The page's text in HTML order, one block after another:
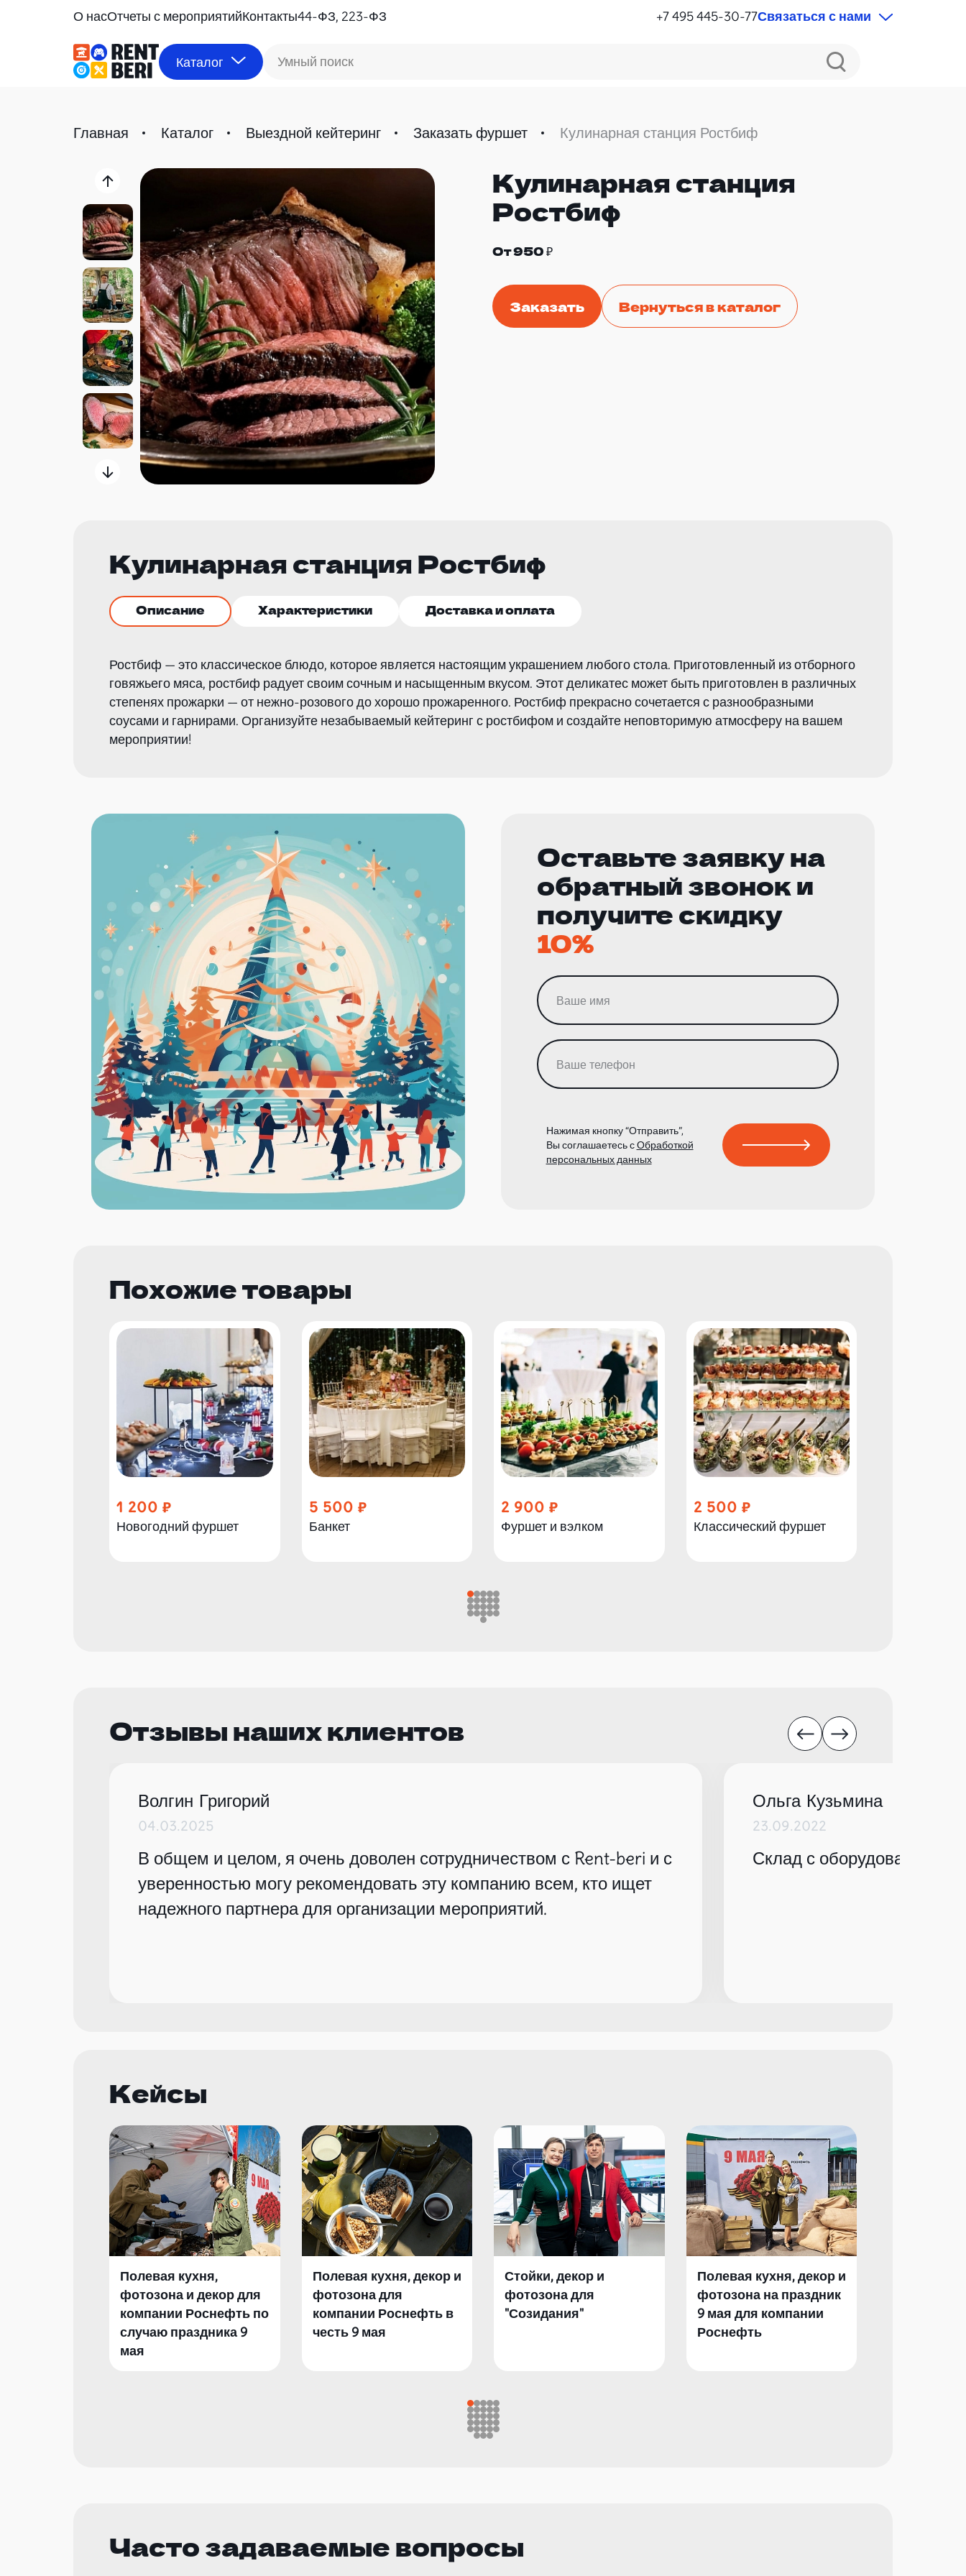
О насОтчеты с мероприятийКонтакты44-ФЗ, 223-ФЗ +7 495 445-30-77Связаться с нами
Каталог Умный поиск
Главная Каталог Выездной кейтеринг Заказать фуршет Кулинарная станция Ростбиф
Кулинарная станция
Ростбиф
От 950 ₽
Заказать Вернуться в каталог
Кулинарная станция Ростбиф
Описание Характеристики Доставка и оплата
Ростбиф — это классическое блюдо, которое является настоящим украшением любого стола. Приготовленный из отборного
говяжьего мяса, ростбиф радует своим сочным и насыщенным вкусом. Этот деликатес может быть приготовлен в различных
степенях прожарки — от нежно-розового до хорошо прожаренного. Ростбиф прекрасно сочетается с разнообразными
соусами и гарнирами. Организуйте незабываемый кейтеринг с ростбифом и создайте неповторимую атмосферу на вашем
мероприятии!
Оставьте заявку на
обратный звонок и
получите скидку
10%
Нажимая кнопку “Отправить”,
Вы соглашаетесь сОбработкой
персональных данных
Похожие товары
1 200
Новогодний фуршет
5 500
Банкет
2 900
Фуршет и вэлком
2 500
Классический фуршет
Отзывы наших клиентов
Волгин Григорий
04.03.2025
В общем и целом, я очень доволен сотрудничеством с Rent-beri и с
уверенностью могу рекомендовать эту компанию всем, кто ищет
надежного партнера для организации мероприятий.
Ольга Кузьмина
23.09.2022
Склад с оборудованием
Кейсы
Полевая кухня,
фотозона и декор для
компании Роснефть по
случаю праздника 9
мая
Полевая кухня, декор и
фотозона для
компании Роснефть в
честь 9 мая
Стойки, декор и
фотозона для
"Созидания"
Полевая кухня, декор и
фотозона на праздник
9 мая для компании
Роснефть
Часто задаваемые вопросы